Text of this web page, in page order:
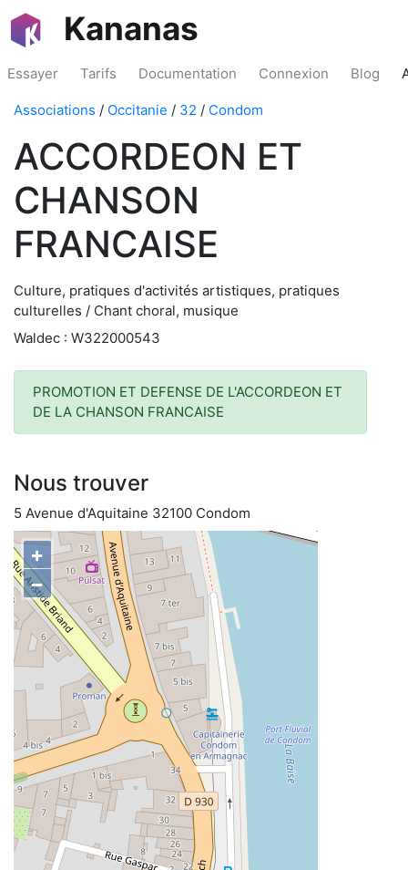
Kananas
Essayer Tarifs Documentation Connexion Blog
Associations / Occitanie / 32 / Condom
ACCORDEON ET
CHANSON
FRANCAISE
Culture, pratiques d'activités artistiques, pratiques
culturelles / Chant choral, musique
Waldec : W322000543
PROMOTION ET DEFENSE DE L'ACCORDEON ET
DE LA CHANSON FRANCAISE
Nous trouver
5 Avenue d'Aquitaine 32100 Condom
+
−